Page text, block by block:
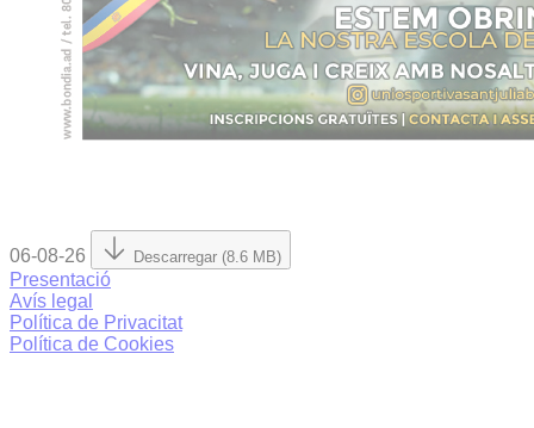
06-08-26 Descarregar (8.6 MB)
Presentació
Avís legal
Política de Privacitat
Política de Cookies